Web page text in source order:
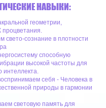
НАВЫКИ:
геометрии,
процветания.
свето-сознание в плотности
способную
высокой частоты для
интеллекта.
себя - Человека в
природы в гармонии
световую память для